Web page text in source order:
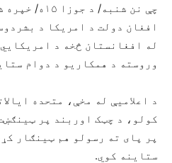
چې نن شنبه/ د
افغان دولت د امریکا د
له افغانستان څخه د
وروسته د همکاریو د دوام
د اعلامیې له مخې، متحده
کولو، د چټک اوربند پر
پر پای ته رسولو هم ټینګار
ستاینه کوي.